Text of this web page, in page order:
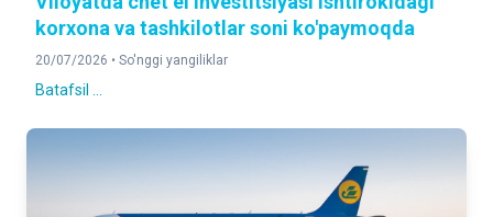
korxona va tashkilotlar soni ko'paymoqda
20/07/2026 • So'nggi yangiliklar
Batafsil ...